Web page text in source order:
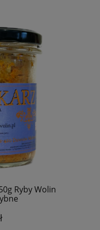
Ryby Wolin